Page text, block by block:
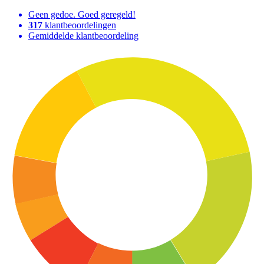
Geen gedoe. Goed geregeld!
317 klantbeoordelingen
Gemiddelde klantbeoordeling